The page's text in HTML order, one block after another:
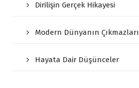
Dirilişin Gerçek Hikayesi
Modern Dünyanın Çıkmazları
Hayata Dair Düşünceler